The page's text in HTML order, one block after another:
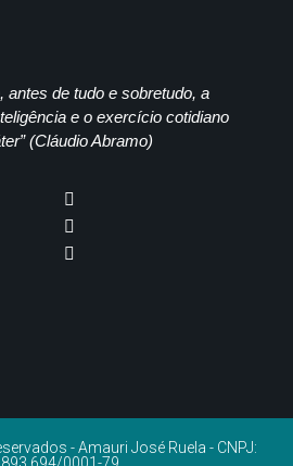
antes de tudo e sobretudo, a
e o exercício cotidiano
(Cláudio Abramo)
- Amauri José Ruela - CNPJ: